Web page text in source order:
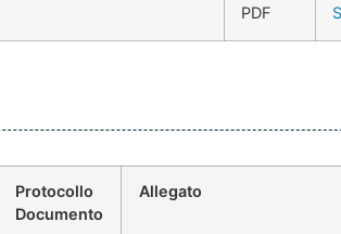
PDF
Protocollo
Documento
Allegato